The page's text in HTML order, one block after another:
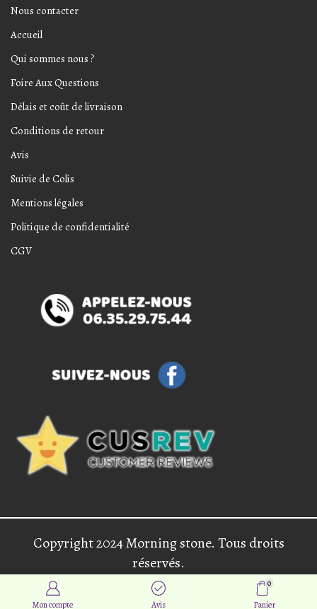
Nous contacter
Accueil
Qui sommes nous ?
Foire Aux Questions
Délais et coût de livraison
Conditions de retour
Avis
Suivie de Colis
Mentions légales
Politique de confidentialité
CGV
Copyright 2024 Morning stone. Tous droits
réservés.
Mon compte Avis
0
Panier